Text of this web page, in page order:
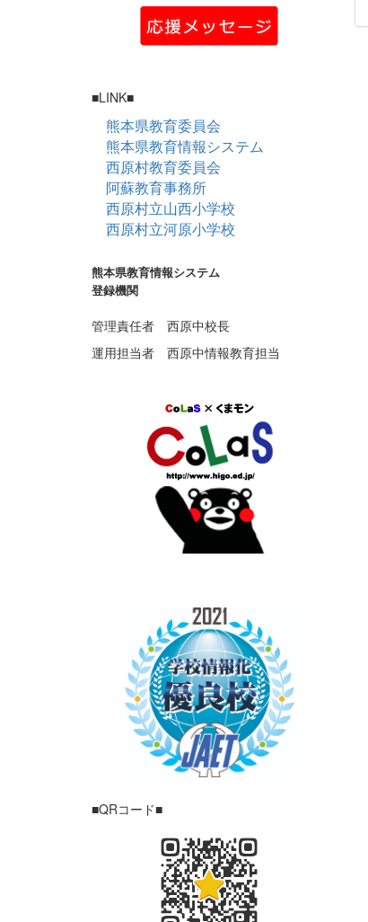
■LINK■
熊本県教育委員会
熊本県教育情報システム
西原村教育委員会
阿蘇教育事務所
西原村立山西小学校
西原村立河原小学校
熊本県教育情報システム
登録機関
管理責任者 西原中校長
運用担当者 西原中情報教育担当
■QRコード■